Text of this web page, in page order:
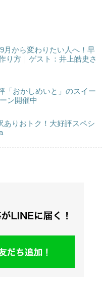
月から変わりたい人へ！早
り方｜ゲスト：井上皓史さ
「おかしめいと」のスイー
ン開催中
ありおトク！大好評スペシ